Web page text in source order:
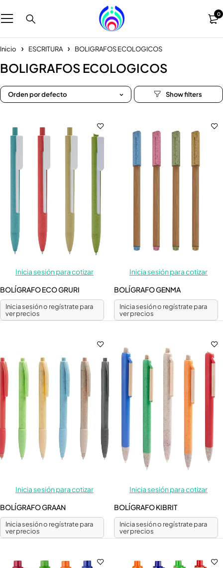
0
Inicio ESCRITURA BOLIGRAFOS ECOLOGICOS
BOLIGRAFOS ECOLOGICOS
Orden por defecto
Inicia sesión para cotizar
BOLÍGRAFO ECO GRURI
Inicia sesión o regístrate para
ver precios
Inicia sesión para cotizar
BOLÍGRAFO GENMA
Inicia sesión o regístrate para
ver precios
Inicia sesión para cotizar
BOLÍGRAFO GRAAN
Inicia sesión o regístrate para
ver precios
Inicia sesión para cotizar
BOLÍGRAFO KIBRIT
Inicia sesión o regístrate para
ver precios